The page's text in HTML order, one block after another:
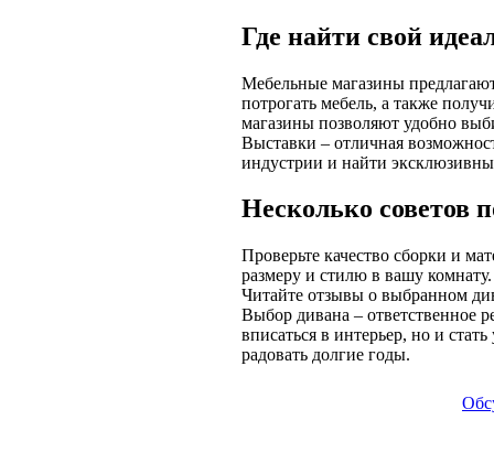
Где найти свой
Мебельные магазины
потрогать мебель, а также
магазины позволяют удобно
Выставки – отличная
индустрии и найти
Несколько советов
Проверьте качество сборки и
размеру и стилю в вашу
Читайте отзывы о выбранном
Выбор дивана – ответственное
вписаться в интерьер, но и
радовать долгие годы.